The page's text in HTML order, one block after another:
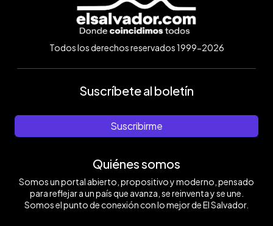
Todos los derechos reservados 1999-2026
Suscríbete al boletín
Suscribirme
Quiénes somos
Somos un portal abierto, propositivo y moderno, pensado
para reflejar a un país que avanza, se reinventa y se une.
Somos el punto de conexión con lo mejor de El Salvador.